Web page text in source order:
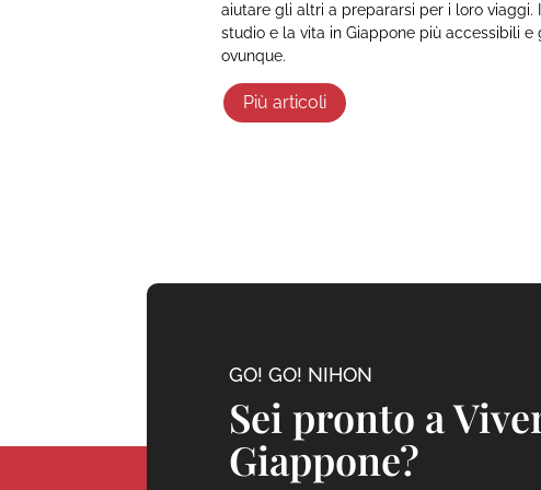
aiutare gli altri a prepararsi per i loro viaggi.
studio e la vita in Giappone più accessibili
ovunque.
Più articoli
GO! GO! NIHON
Sei pronto a
Giappone?